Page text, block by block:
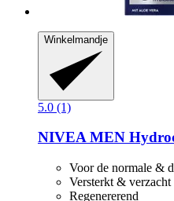
Winkelmandje
5.0 (1)
NIVEAMEN
Voor de normale &
Versterkt & verzacht
Regenererend